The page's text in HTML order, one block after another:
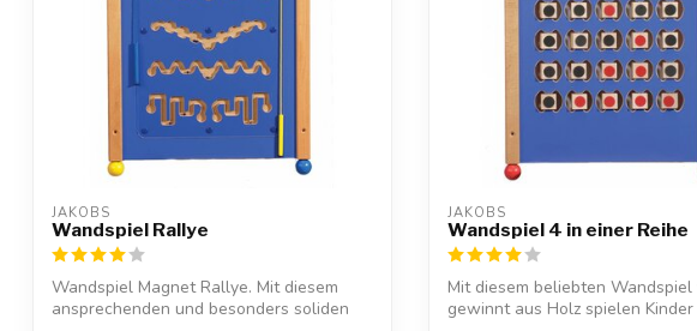
JAKOBS
Wandspiel Rallye
Wandspiel Magnet Rallye. Mit diesem
ansprechenden und besonders soliden
JAKOBS
Wandspiel 4 in einer Reihe
Mit diesem beliebten Wandspiel
gewinnt aus Holz spielen